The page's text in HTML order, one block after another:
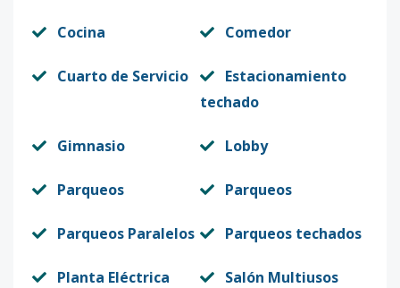
Cocina Comedor
Cuarto de Servicio
Estacionamiento
techado
Gimnasio Lobby
Parqueos Parqueos
Parqueos Paralelos Parqueos techados
Planta Eléctrica Salón Multiusos